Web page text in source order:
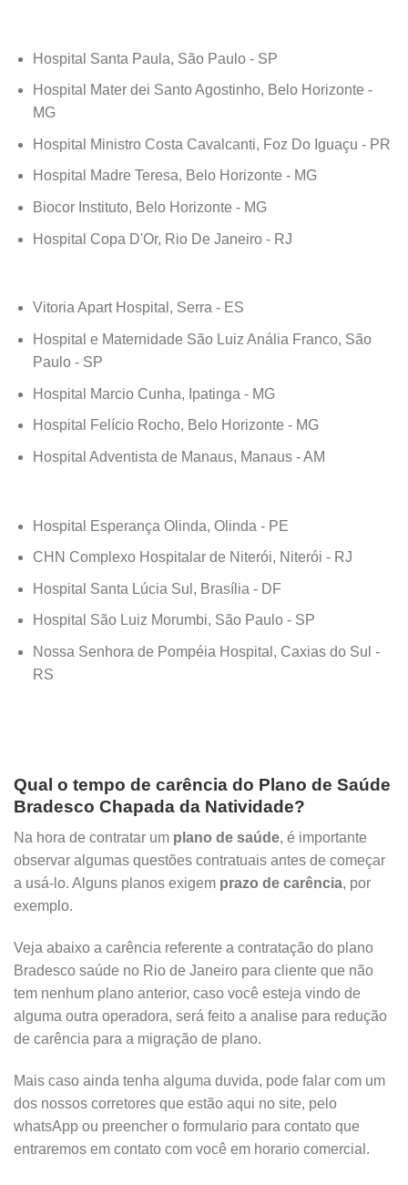
Hospital Santa Paula, São Paulo - SP
Hospital Mater dei Santo Agostinho, Belo Horizonte -
MG
Hospital Ministro Costa Cavalcanti, Foz Do Iguaçu - PR
Hospital Madre Teresa, Belo Horizonte - MG
Biocor Instituto, Belo Horizonte - MG
Hospital Copa D'Or, Rio De Janeiro - RJ
Vitoria Apart Hospital, Serra - ES
Hospital e Maternidade São Luiz Anália Franco, São
Paulo - SP
Hospital Marcio Cunha, Ipatinga - MG
Hospital Felício Rocho, Belo Horizonte - MG
Hospital Adventista de Manaus, Manaus - AM
Hospital Esperança Olinda, Olinda - PE
CHN Complexo Hospitalar de Niterói, Niterói - RJ
Hospital Santa Lúcia Sul, Brasília - DF
Hospital São Luiz Morumbi, São Paulo - SP
Nossa Senhora de Pompéia Hospital, Caxias do Sul -
RS
Qual o tempo de carência do Plano de Saúde
Bradesco Chapada da Natividade?
Na hora de contratar um plano de saúde, é importante
observar algumas questões contratuais antes de começar
a usá-lo. Alguns planos exigem prazo de carência, por
exemplo.
Veja abaixo a carência referente a contratação do plano
Bradesco saúde no Rio de Janeiro para cliente que não
tem nenhum plano anterior, caso você esteja vindo de
alguma outra operadora, será feito a analise para redução
de carência para a migração de plano.
Mais caso ainda tenha alguma duvida, pode falar com um
dos nossos corretores que estão aqui no site, pelo
whatsApp ou preencher o formulario para contato que
entraremos em contato com você em horario comercial.